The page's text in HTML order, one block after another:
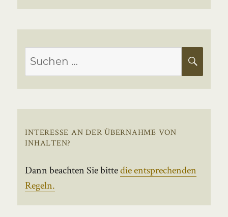
Suchen
nach:
INTERESSE AN DER ÜBERNAHME VON
INHALTEN?
Dann beachten Sie bittedie entsprechenden
Regeln.